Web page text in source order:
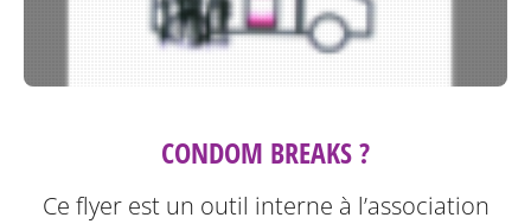
CONDOM BREAKS ?
Ce flyer est un outil interne à l’association